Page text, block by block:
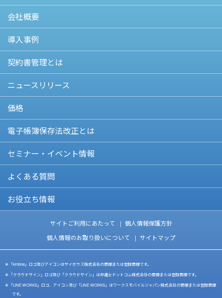
会社概要
導入事例
契約書管理とは
ニュースリリース
価格
電子帳簿保存法改正とは
セミナー・イベント情報
よくある質問
お役立ち情報
サイトご利用にあたって
個人情報保護方針
個人情報のお取り扱いについて
サイトマップ
「kintone」ロゴ及びアイコンはサイボウズ株式会社の商標または登録商標です。
「クラウドサイン」ロゴ及び「クラウドサイン」は弁護士ドットコム株式会社の商標または登録商標です。
「LINE WORKS」ロゴ、アイコン及び「LINE WORKS」はワークスモバイルジャパン株式会社の商標または登録商標
です。